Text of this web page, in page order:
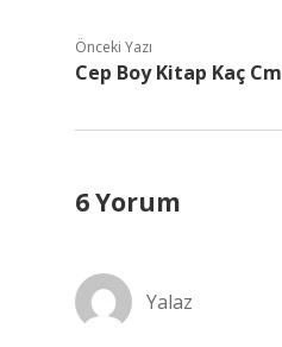
Önceki Yazı
Cep Boy Kitap Kaç Cm
6 Yorum
Yalaz